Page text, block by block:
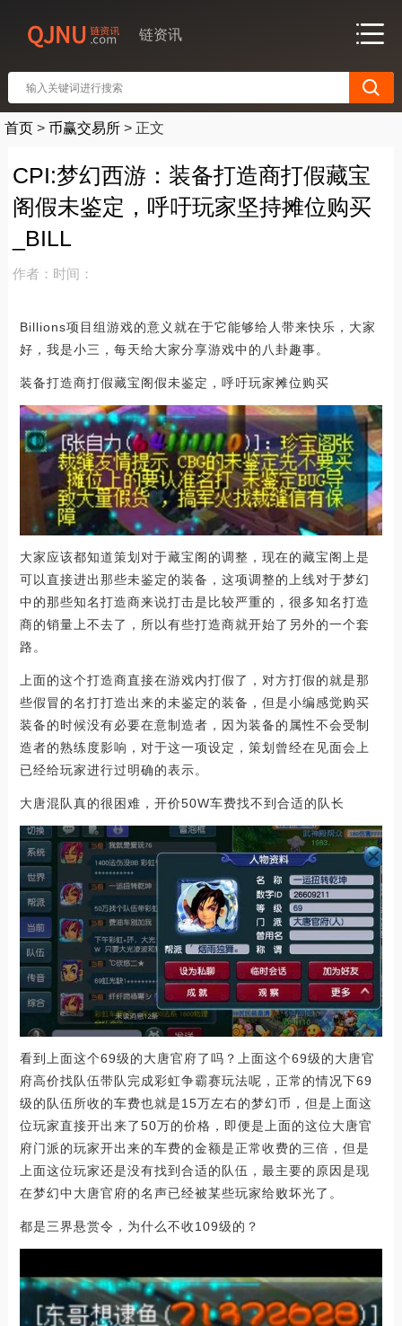
链资讯
首页 > 币赢交易所 > 正文
CPI:梦幻西游：装备打造商打假藏宝
阁假未鉴定，呼吁玩家坚持摊位购买
_BILL
作者： 时间：
Billions项目组游戏的意义就在于它能够给人带来快乐，大家
好，我是小三，每天给大家分享游戏中的八卦趣事。
装备打造商打假藏宝阁假未鉴定，呼吁玩家摊位购买
大家应该都知道策划对于藏宝阁的调整，现在的藏宝阁上是
可以直接进出那些未鉴定的装备，这项调整的上线对于梦幻
中的那些知名打造商来说打击是比较严重的，很多知名打造
商的销量上不去了，所以有些打造商就开始了另外的一个套
路。
上面的这个打造商直接在游戏内打假了，对方打假的就是那
些假冒的名打打造出来的未鉴定的装备，但是小编感觉购买
装备的时候没有必要在意制造者，因为装备的属性不会受制
造者的熟练度影响，对于这一项设定，策划曾经在见面会上
已经给玩家进行过明确的表示。
大唐混队真的很困难，开价50W车费找不到合适的队长
看到上面这个69级的大唐官府了吗？上面这个69级的大唐官
府高价找队伍带队完成彩虹争霸赛玩法呢，正常的情况下69
级的队伍所收的车费也就是15万左右的梦幻币，但是上面这
位玩家直接开出来了50万的价格，即便是上面的这位大唐官
府门派的玩家开出来的车费的金额是正常收费的三倍，但是
上面这位玩家还是没有找到合适的队伍，最主要的原因是现
在梦幻中大唐官府的名声已经被某些玩家给败坏光了。
都是三界悬赏令，为什么不收109级的？